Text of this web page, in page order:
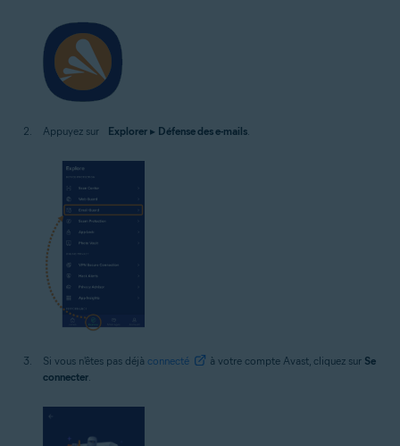
Appuyez sur Explorer ▸ Défense des e-mails.
Si vous n'êtes pas déjà connecté à votre compte Avast, cliquez sur Se
connecter.